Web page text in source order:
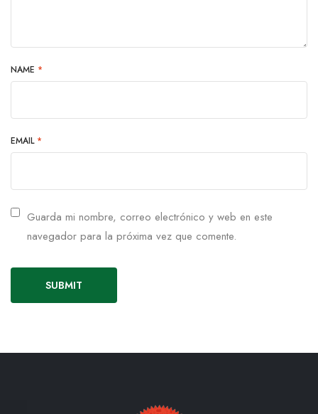
NAME *
EMAIL *
Guarda mi nombre, correo electrónico y web en este
navegador para la próxima vez que comente.